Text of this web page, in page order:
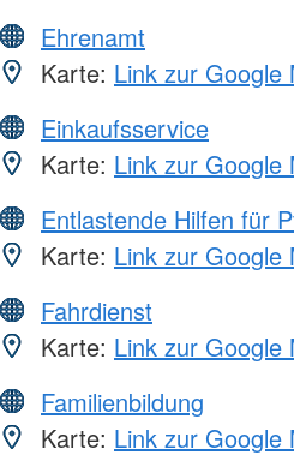
Ehrenamt
Karte: Link zur Google
Einkaufsservice
Karte: Link zur Google
Entlastende Hilfen für
Karte: Link zur Google
Fahrdienst
Karte: Link zur Google
Familienbildung
Karte: Link zur Google